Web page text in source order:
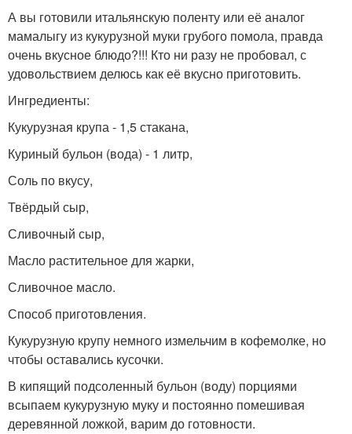
А вы готовили итальянскую поленту или её аналог
мамалыгу из кукурузной муки грубого помола, правда
очень вкусное блюдо?!!! Кто ни разу не пробовал, с
удовольствием делюсь как её вкусно приготовить.
Ингредиенты:
Кукурузная крупа - 1,5 стакана,
Куриный бульон (вода) - 1 литр,
Соль по вкусу,
Твёрдый сыр,
Сливочный сыр,
Масло растительное для жарки,
Сливочное масло.
Способ приготовления.
Кукурузную крупу немного измельчим в кофемолке, но
чтобы оставались кусочки.
В кипящий подсоленный бульон (воду) порциями
всыпаем кукурузную муку и постоянно помешивая
деревянной ложкой, варим до готовности.